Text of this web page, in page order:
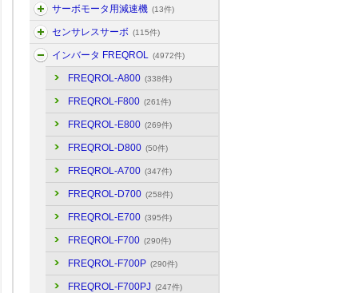
サーボモータ用減速機 (13件)
センサレスサーボ (115件)
インバータ FREQROL (4972件)
FREQROL-A800 (338件)
FREQROL-F800 (261件)
FREQROL-E800 (269件)
FREQROL-D800 (50件)
FREQROL-A700 (347件)
FREQROL-D700 (258件)
FREQROL-E700 (395件)
FREQROL-F700 (290件)
FREQROL-F700P (290件)
FREQROL-F700PJ (247件)